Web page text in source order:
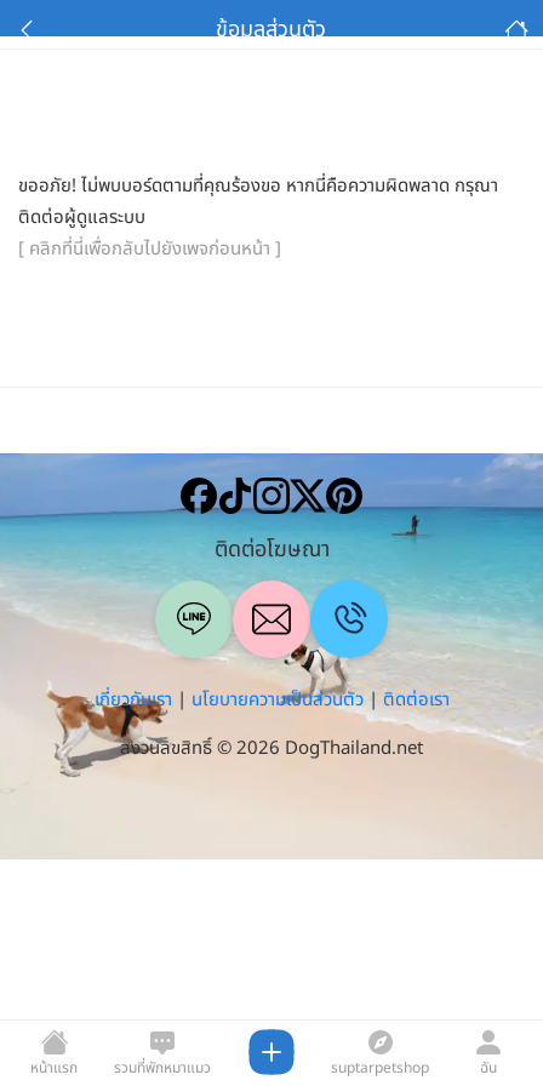
ข้อมูลส่วนตัว
ขออภัย! ไม่พบบอร์ดตามที่คุณร้องขอ หากนี่คือความผิดพลาด กรุณา
ติดต่อผู้ดูแลระบบ
[ คลิกที่นี่เพื่อกลับไปยังเพจก่อนหน้า ]
หน้าแรก
รวมที่พักหมาแมว
suptarpetshop ฉัน
ติดต่อโฆษณา
เกี่ยวกับเรา | นโยบายความเป็นส่วนตัว| ติดต่อเรา
สงวนลิขสิทธิ์ © 2026 DogThailand.net